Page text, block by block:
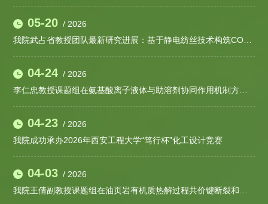
05-20 / 2026
04-24 / 2026
04-23 / 2026
我院成功承办2026年西安工程大学“笃行杯”化工设计竞赛
04-03 / 2026